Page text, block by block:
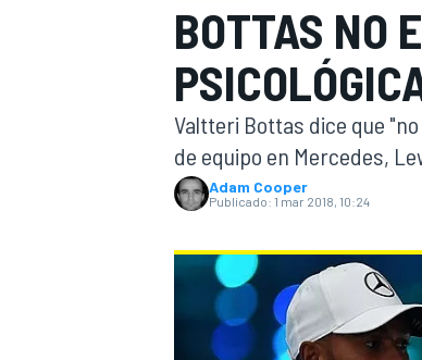
BOTTAS NO
Valtteri Bottas dice que
de equipo en Mercedes,
Adam Cooper
Publicado: 1 mar 2018, 10:24